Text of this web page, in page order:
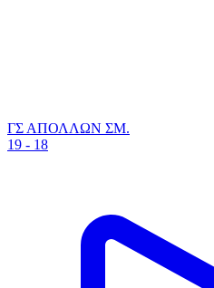
ΓΣ ΑΠΟΛΛΩΝ ΣΜ.
19 - 18